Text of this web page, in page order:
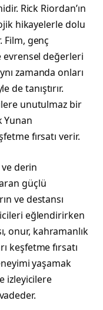
Rick Riordan’ın
hikayelerle dolu
Film, genç
evrensel değerleri
zamanda onları
de tanıştırır.
unutulmaz bir
Yunan
fırsatı verir.
derin
güçlü
ve destansı
eğlendirirken
onur, kahramanlık
keşfetme fırsatı
yaşamak
izleyicilere